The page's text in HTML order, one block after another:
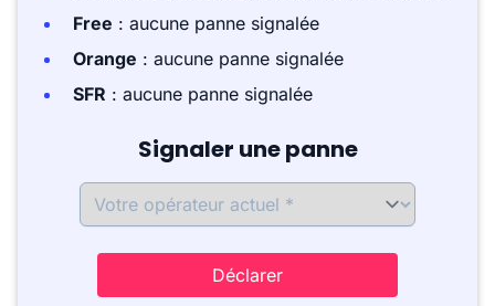
Free : aucune panne signalée
Orange : aucune panne signalée
SFR : aucune panne signalée
Signaler une panne
Déclarer